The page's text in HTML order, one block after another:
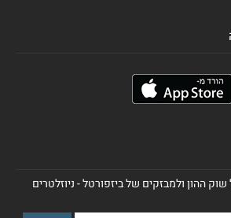
ההון ולמבזקים של ביזפורטל - ניוזלטרים